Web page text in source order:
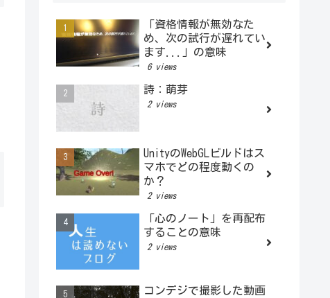
「資格情報が無効なた
め、次の試行が遅れてい
ます...」の意味
6 views
詩：萌芽
2 views
UnityのWebGLビルドはス
マホでどの程度動くの
か？
2 views
「心のノート」を再配布
することの意味
2 views
コンデジで撮影した動画